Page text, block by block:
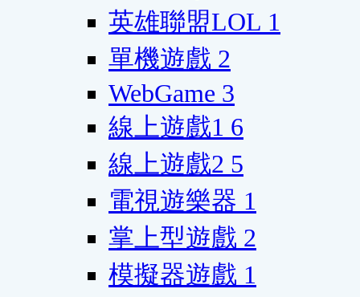
英雄聯盟LOL 1
單機遊戲 2
WebGame 3
線上遊戲1 6
線上遊戲2 5
電視遊樂器 1
掌上型遊戲 2
模擬器遊戲 1